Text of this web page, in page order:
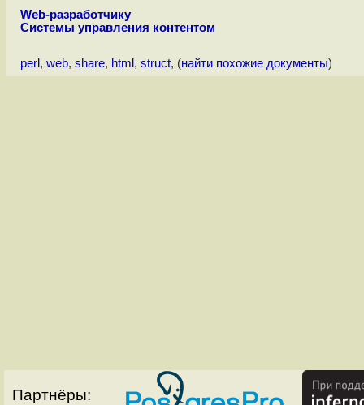
Web-разработчику
Системы управления контентом
perl , web, share, html , struct, (найти похожие документы)
Партнёры: